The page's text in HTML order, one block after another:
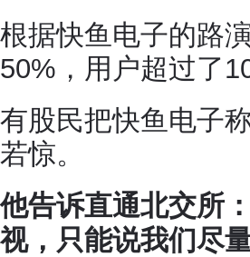
根据快鱼电子的路
50%，用户超过了
有股民把快鱼电子
若惊。
他告诉直通北交所
视，只能说我们尽